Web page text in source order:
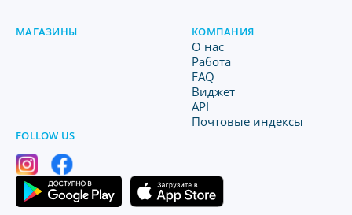
МАГАЗИНЫ КОМПАНИЯ
O нас
Работа
FAQ
Виджет
API
Почтовые индексы
FOLLOW US